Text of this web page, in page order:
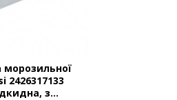
2426317133
з...